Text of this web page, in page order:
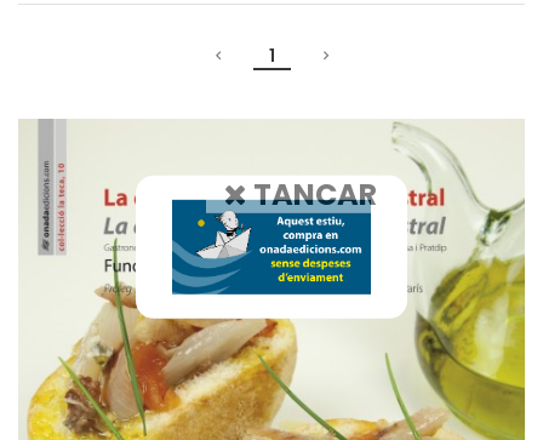
1
TANCAR